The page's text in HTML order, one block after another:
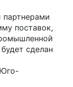
поставок,
сделан